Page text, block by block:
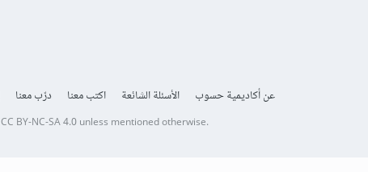
عن أكاديمية حسوب الأسئلة الشائعة اكتب معنا درّب معنا
CC BY-NC-SA 4.0unless mentioned otherwise.